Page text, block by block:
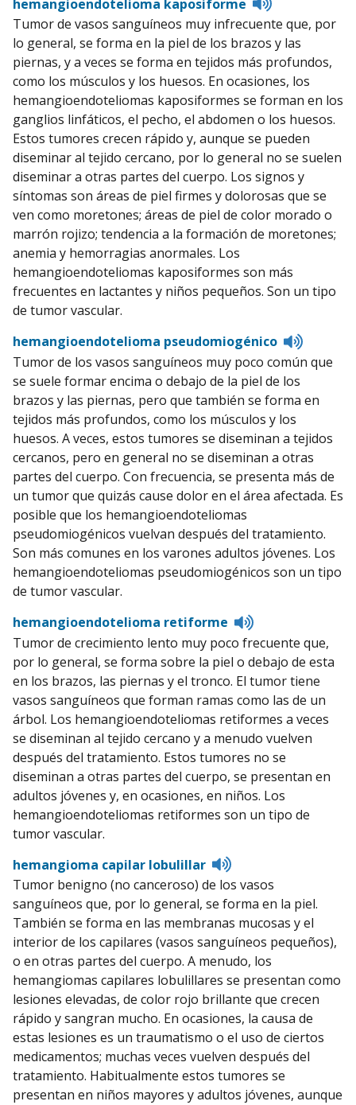
hemangioendotelioma kaposiforme
to
pronunciation
Tumor de vasos sanguíneos muy infrecuente que, por
lo general, se forma en la piel de los brazos y las
piernas, y a veces se forma en tejidos más profundos,
como los músculos y los huesos. En ocasiones, los
hemangioendoteliomas kaposiformes se forman en los
ganglios linfáticos, el pecho, el abdomen o los huesos.
Estos tumores crecen rápido y, aunque se pueden
diseminar al tejido cercano, por lo general no se suelen
diseminar a otras partes del cuerpo. Los signos y
síntomas son áreas de piel firmes y dolorosas que se
ven como moretones; áreas de piel de color morado o
marrón rojizo; tendencia a la formación de moretones;
anemia y hemorragias anormales. Los
hemangioendoteliomas kaposiformes son más
frecuentes en lactantes y niños pequeños. Son un tipo
de tumor vascular.
hemangioendotelioma pseudomiogénico
Listen
Tumor de los vasos sanguíneos muy poco común que
se suele formar encima o debajo de la piel de los
brazos y las piernas, pero que también se forma en
tejidos más profundos, como los músculos y los
huesos. A veces, estos tumores se diseminan a tejidos
cercanos, pero en general no se diseminan a otras
partes del cuerpo. Con frecuencia, se presenta más de
un tumor que quizás cause dolor en el área afectada. Es
posible que los hemangioendoteliomas
pseudomiogénicos vuelvan después del tratamiento.
Son más comunes en los varones adultos jóvenes. Los
hemangioendoteliomas pseudomiogénicos son un tipo
de tumor vascular.
hemangioendotelioma retiforme
Listen
pronunciation
Tumor de crecimiento lento muy poco frecuente que,
por lo general, se forma sobre la piel o debajo de esta
en los brazos, las piernas y el tronco. El tumor tiene
vasos sanguíneos que forman ramas como las de un
árbol. Los hemangioendoteliomas retiformes a veces
se diseminan al tejido cercano y a menudo vuelven
después del tratamiento. Estos tumores no se
diseminan a otras partes del cuerpo, se presentan en
adultos jóvenes y, en ocasiones, en niños. Los
hemangioendoteliomas retiformes son un tipo de
tumor vascular.
hemangioma capilar lobulillar
Listen
pronunciation
Tumor benigno (no canceroso) de los vasos
sanguíneos que, por lo general, se forma en la piel.
También se forma en las membranas mucosas y el
interior de los capilares (vasos sanguíneos pequeños),
o en otras partes del cuerpo. A menudo, los
hemangiomas capilares lobulillares se presentan como
lesiones elevadas, de color rojo brillante que crecen
rápido y sangran mucho. En ocasiones, la causa de
estas lesiones es un traumatismo o el uso de ciertos
medicamentos; muchas veces vuelven después del
tratamiento. Habitualmente estos tumores se
presentan en niños mayores y adultos jóvenes, aunque